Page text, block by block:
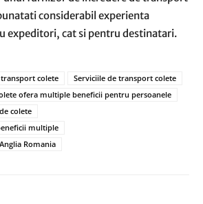
considerabil experienta
expeditori, cat si pentru destinatari.
colete
Serviciile de transport colete
ofera multiple beneficii pentru persoanele
colete
multiple
Romania